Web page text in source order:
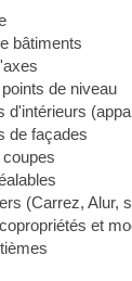
bâtiments
de niveau
d'intérieurs
de façades
(Carrez, Alur,
et